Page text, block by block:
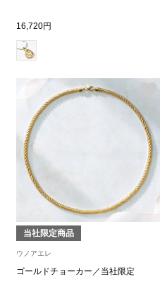
その他
ルーム･アン
ルームウェア
アンダーウェア
16,720円
当社限定商品
ウノアエレ
ゴールドチョーカー／当社限定